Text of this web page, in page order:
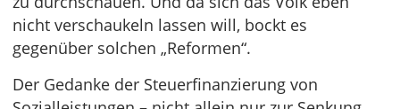
nicht verschaukeln lassen will, bockt es
gegenüber solchen „Reformen“.
Der Gedanke der Steuerfinanzierung von